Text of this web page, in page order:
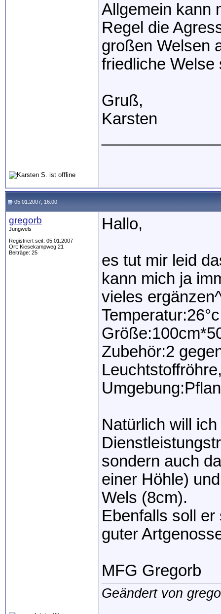
Allgemein kann
Regel die
großen Welsen
friedliche
Gruß,
Karsten
05.01.2007, 16:00
gregorb
Jungwels
Registriert seit: 05.01.2007
Ort: Kiesekampweg 21
Beiträge: 25
Hallo,
es tut mir leid
kann mich ja
vieles
Temperatur:26°c
Zubehör:2
Natürlich will
sondern auch
einer Höhle)
Wels (8cm).
Ebenfalls soll
guter
MFG Gregorb
Geändert von